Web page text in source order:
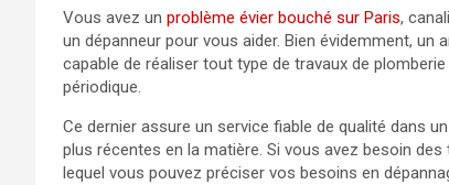
Vous avez un problème évier bouché sur Paris,
un dépanneur pour vous aider. Bien évidemment,
capable de réaliser tout type de travaux de
périodique.
Ce dernier assure un service fiable de qualité dans
plus récentes en la matière. Si vous avez besoin
lequel vous pouvez préciser vos besoins en